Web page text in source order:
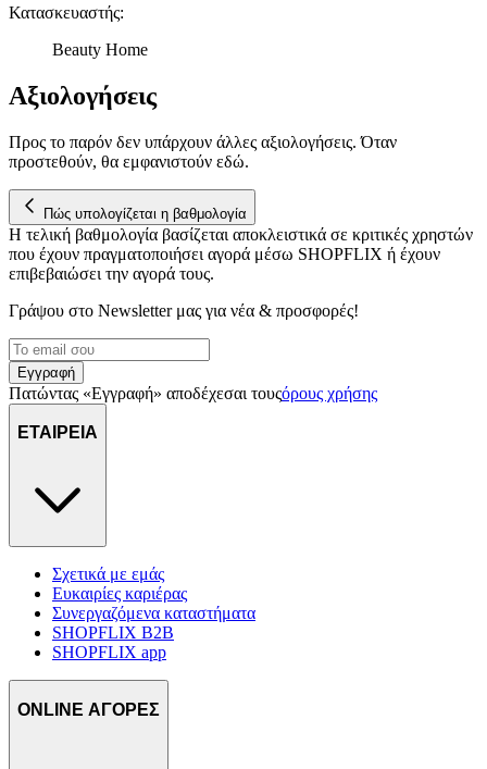
Κατασκευαστής:
Beauty Home
Αξιολογήσεις
Προς το παρόν δεν υπάρχουν άλλες αξιολογήσεις. Όταν
προστεθούν, θα εμφανιστούν εδώ.
Πώς υπολογίζεται η βαθμολογία
Η τελική βαθμολογία βασίζεται αποκλειστικά σε κριτικές χρηστών
που έχουν πραγματοποιήσει αγορά μέσω SHOPFLIX ή έχουν
επιβεβαιώσει την αγορά τους.
Γράψου στο Νewsletter μας για νέα & προσφορές!
Εγγραφή
Πατώντας «Εγγραφή» αποδέχεσαι τουςόρους χρήσης
ΕΤΑΙΡΕΙΑ
Σχετικά με εμάς
Ευκαιρίες καριέρας
Συνεργαζόμενα καταστήματα
SHOPFLIX B2B
SHOPFLIX app
ONLINE ΑΓΟΡΕΣ